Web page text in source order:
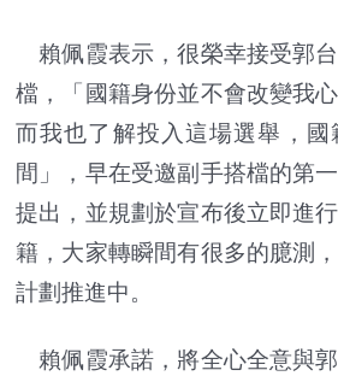
賴佩霞表示，很榮幸接受郭
檔，「國籍身份並不會改變我
而我也了解投入這場選舉，國
間」，早在受邀副手搭檔的第
提出，並規劃於宣布後立即進
籍，大家轉瞬間有很多的臆測
計劃推進中。
賴佩霞承諾，將全心全意與